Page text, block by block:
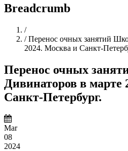
Breadcrumb
/Home
/ Перенос очных занятий
2024. Москва и Санкт-
Перенос очных
Дивинаторов в марте
Санкт-Петербург.
Mar
08
2024